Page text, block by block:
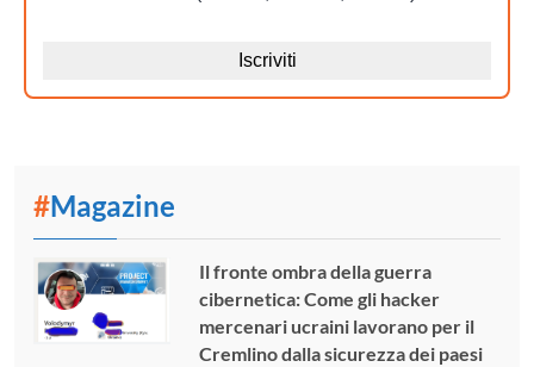
#Magazine
Il fronte ombra della guerra
cibernetica: Come gli hacker
mercenari ucraini lavorano per il
Cremlino dalla sicurezza dei paesi